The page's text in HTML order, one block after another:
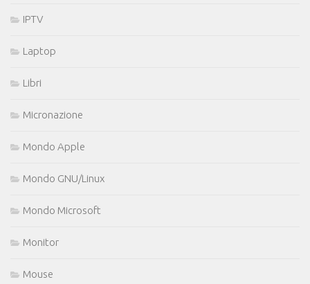
IPTV
Laptop
Libri
Micronazione
Mondo Apple
Mondo GNU/Linux
Mondo Microsoft
Monitor
Mouse